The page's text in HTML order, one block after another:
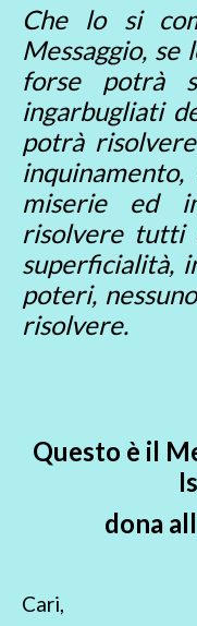
Che lo si
Messaggio,
forse potrà
ingarbugliati
potrà
miserie ed
risolvere tutti
superficialità,
poteri,
risolvere.
Questo è il
dona
Cari,